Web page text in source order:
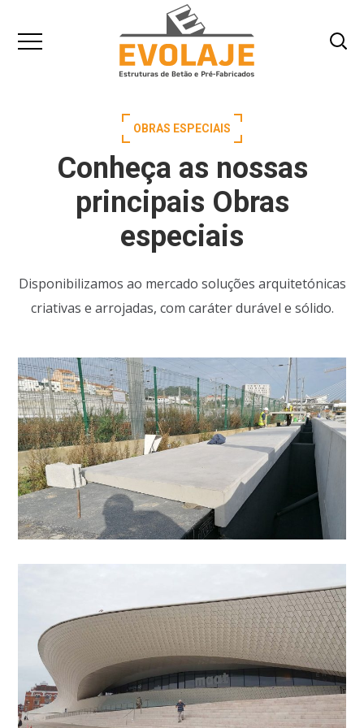
OBRAS ESPECIAIS
Conheça as nossas
principais Obras
especiais
Disponibilizamos ao mercado soluções arquitetónicas
criativas e arrojadas, com caráter durável e sólido.